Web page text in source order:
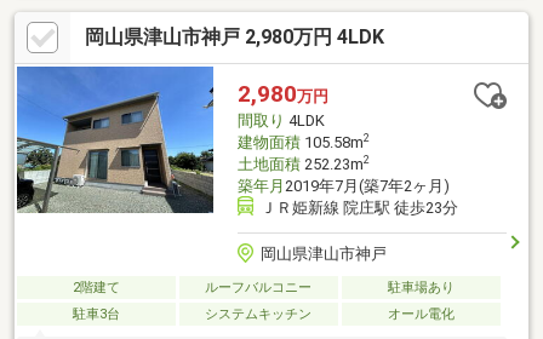
岡山県津山市神戸 2,980万円 4LDK
2,980万円
間取り 4LDK
建物面積105.58m2
土地面積252.23m2
築年月 2019年7月(築7年2ヶ月)
ＪＲ姫新線 院庄駅 徒歩23分
岡山県津山市神戸
2階建て ルーフバルコニー
駐車場あり
駐車3台
システムキッチン オール電化